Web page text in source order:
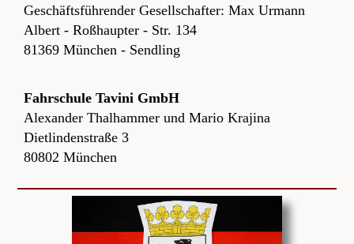
Geschäftsführender Gesellschafter: Max Urmann
Albert - Roßhaupter - Str. 134
81369 München - Sendling
Fahrschule Tavini GmbH
Alexander Thalhammer und Mario Krajina
Dietlindenstraße 3
80802 München